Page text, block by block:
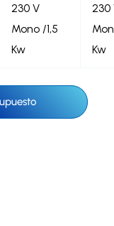
230 V
Mono /1,5
Kw
230
Kw